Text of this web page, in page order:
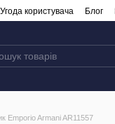
Угода користувача Блог
Emporio Armani AR11557